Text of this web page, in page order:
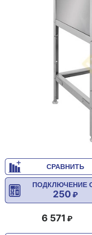
СРАВНИТЬ
ПОДКЛЮЧЕНИЕ
250
6 571